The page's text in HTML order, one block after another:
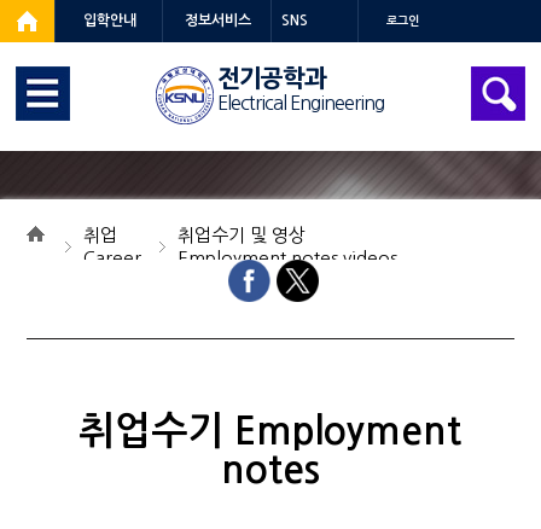
입학안내 정보서비스 SNS 로그인
전기공학과
Electrical Engineering
취업
Career
취업수기 및 영상
Employment notes videos
취업수기 Employment notes
취업수기 Employment
notes